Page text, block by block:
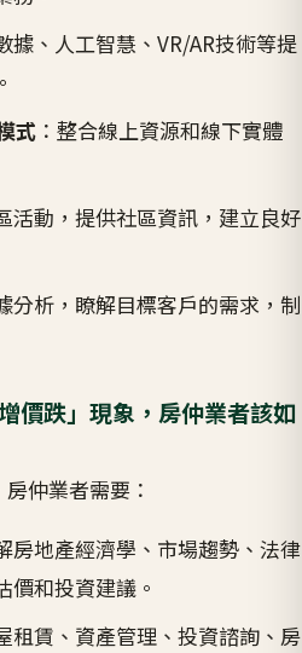
據、人工智慧、VR/AR技術等提
式 ：整合線上資源和線下實體
活動，提供社區資訊，建立良好
分析，瞭解目標客戶的需求，制
價跌」現象，房仲業者該如
仲業者需要：
房地產經濟學、市場趨勢、法律
價和投資建議。
租賃、資產管理、投資諮詢、房